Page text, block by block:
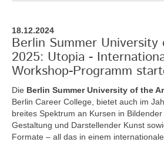
18.12.2024
Berlin Summer
2025: Utopia -
Workshop-Programm
Die Berlin Summer University of the
Berlin Career College, bietet auch im
breites Spektrum an Kursen in Bildender
Gestaltung und Darstellender Kunst
Formate – all das in einem